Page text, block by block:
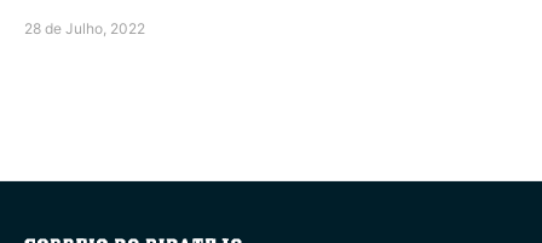
28 de Julho, 2022